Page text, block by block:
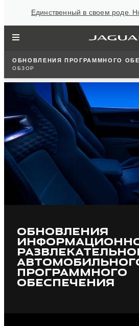
Единственный в своем роде.
ОБНОВЛЕНИЯ ПРОГРАММНОГО
ОБЗОР
ОБНОВЛЕНИЯ
ПРОГРАММНОГО
ОБЕСПЕЧЕНИЯ